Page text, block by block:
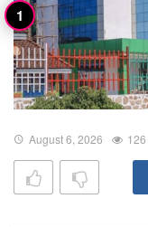
August 6, 2026 126